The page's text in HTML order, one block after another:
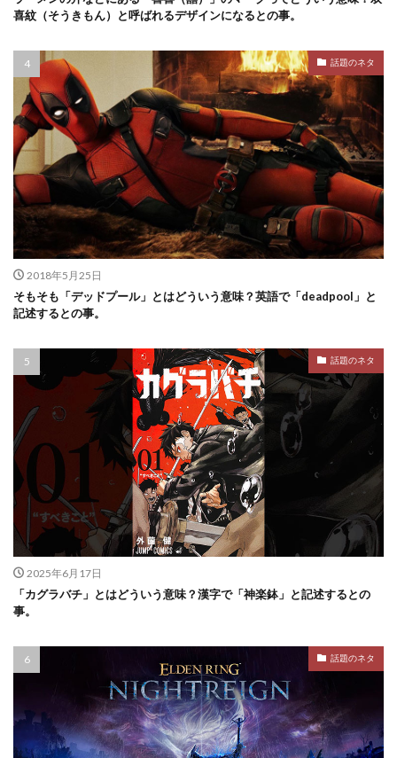
喜紋（そうきもん）と呼ばれるデザインになるとの事。
話題のネタ
2018年5月25日
そもそも「デッドプール」とはどういう意味？英語で「deadpool」と
記述するとの事。
話題のネタ
2025年6月17日
「カグラバチ」とはどういう意味？漢字で「神楽鉢」と記述するとの
事。
話題のネタ